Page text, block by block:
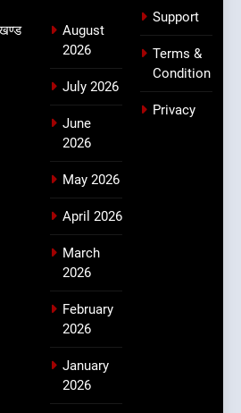
August
2026
July 2026
June
2026
May 2026
April 2026
March
2026
February
2026
January
2026
Support
Terms &
Condition
Privacy